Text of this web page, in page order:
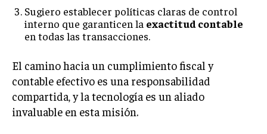
Sugiero establecer políticas claras de control
interno que garanticen la exactitud contable
en todas las transacciones.
El camino hacia un cumplimiento fiscal y
contable efectivo es una responsabilidad
compartida, y la tecnología es un aliado
invaluable en esta misión.